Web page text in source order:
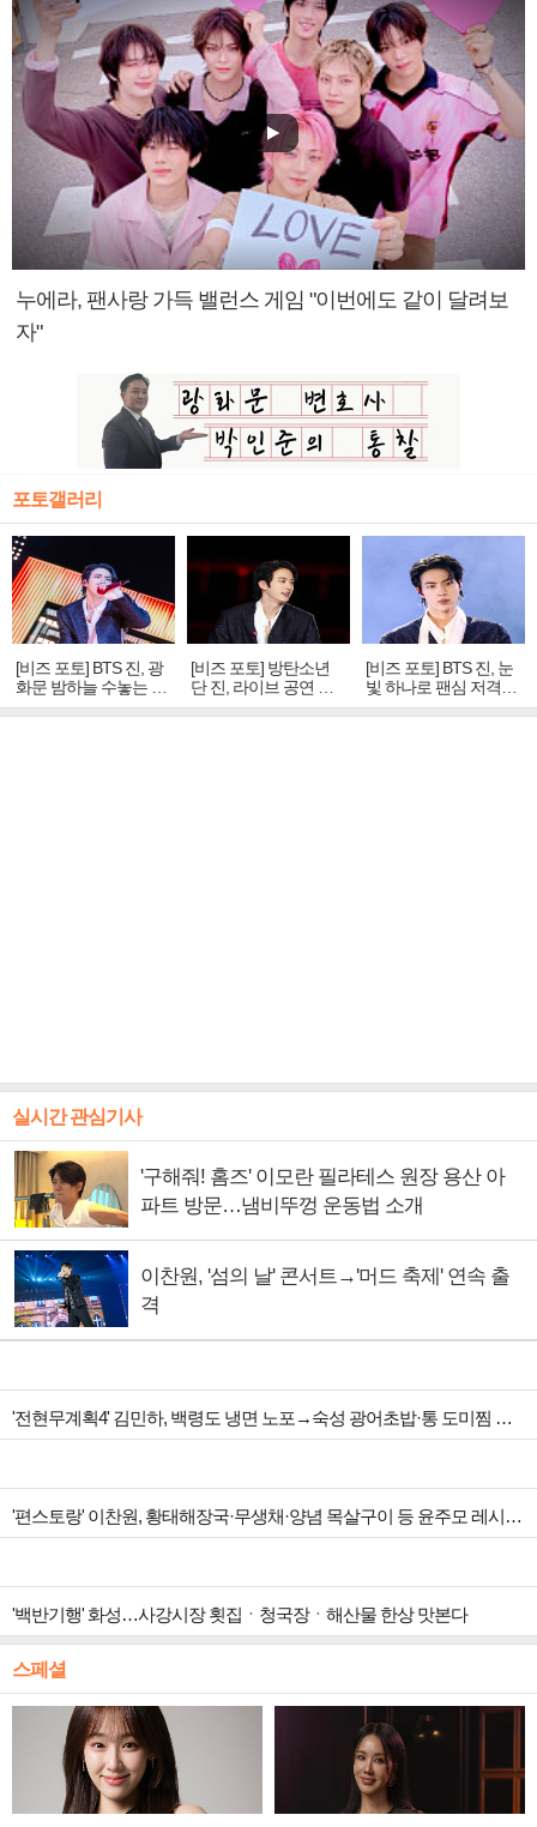
누에라, 팬사랑 가득 밸런스 게임 "이번에도 같이 달려보
자"
포토갤러리
[비즈 포토] BTS 진, 광
화문 밤하늘 수놓는 '비
주얼 킹'의 열창
[비즈 포토] 방탄소년
단 진, 라이브 공연 중
빛나는 독보적 아우라
[비즈 포토] BTS 진, 눈
빛 하나로 팬심 저격…
독보적 카리스마
실시간 관심기사
'구해줘! 홈즈' 이모란 필라테스 원장 용산 아
파트 방문…냄비뚜껑 운동법 소개
이찬원, '섬의 날' 콘서트→'머드 축제' 연속 출
격
'전현무계획4' 김민하, 백령도 냉면 노포→숙성 광어초밥·통 도미찜 맛집 탐방
'편스토랑' 이찬원, 황태해장국·무생채·양념 목살구이 등 윤주모 레시피 섭렵
'백반기행' 화성…사강시장 횟집ㆍ청국장ㆍ해산물 한상 맛본다
스페셜